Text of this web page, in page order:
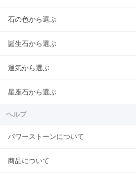
石の色から選ぶ
誕生石から選ぶ
運気から選ぶ
星座石から選ぶ
ヘルプ
パワーストーンについて
商品について